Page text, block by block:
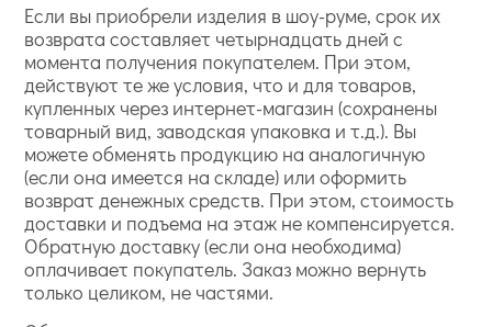
Если вы приобрели изделия в шоу-руме, срок их
возврата составляет четырнадцать дней с
момента получения покупателем. При этом,
действуют те же условия, что и для товаров,
купленных через интернет-магазин (сохранены
товарный вид, заводская упаковка и т.д.). Вы
можете обменять продукцию на аналогичную
(если она имеется на складе) или оформить
возврат денежных средств. При этом, стоимость
доставки и подъема на этаж не компенсируется.
Обратную доставку (если она необходима)
оплачивает покупатель. Заказ можно вернуть
только целиком, не частями.